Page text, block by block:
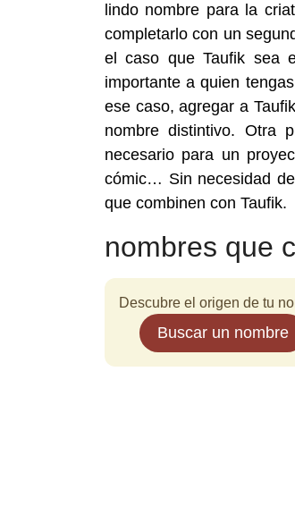
lindo nombre para la
completarlo con un
el caso que Taufik sea
importante a quien
ese caso, agregar a
nombre distintivo. Otra
necesario para un
cómic… Sin necesidad
que combinen con Taufik.
nombres que
Descubre el origen de tu
Buscar un nombre